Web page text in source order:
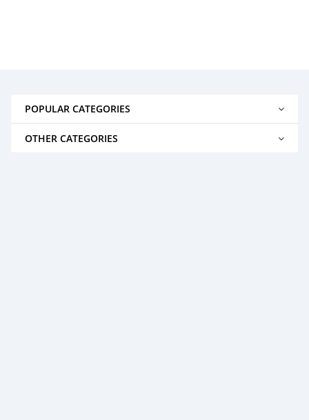
POPULAR CATEGORIES
OTHER CATEGORIES